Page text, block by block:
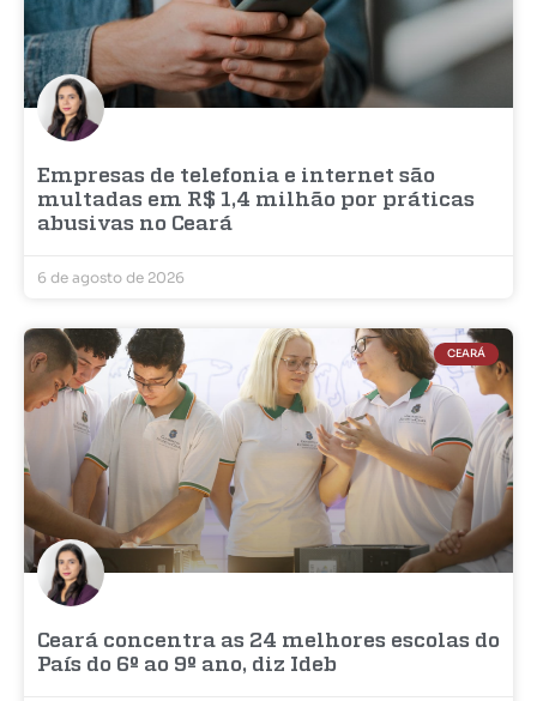
Empresas de telefonia e internet são
multadas em R$ 1,4 milhão por práticas
abusivas no Ceará
6 de agosto de 2026
CEARÁ
Ceará concentra as 24 melhores escolas do
País do 6º ao 9º ano, diz Ideb